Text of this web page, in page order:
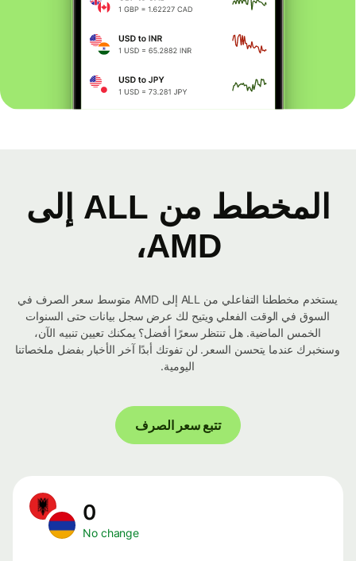
المخطط من ALL إلى
AMD،
يستخدم مخططنا التفاعلي من ALL إلى AMD متوسط ​​سعر الصرف في
السوق في الوقت الفعلي ويتيح لك عرض سجل بيانات حتى السنوات
الخمس الماضية. هل تنتظر سعرًا أفضل؟ يمكنك تعيين تنبيه الآن،
وسنخبرك عندما يتحسن السعر. لن تفوتك أبدًا آخر الأخبار بفضل ملخصاتنا
اليومية.
تتبع سعر الصرف
No change